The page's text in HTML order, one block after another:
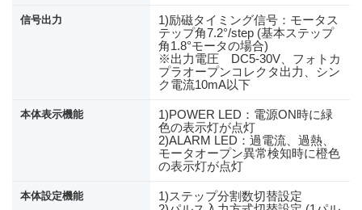
信号出力
1)励磁タイミング信号：モータス
テップ角7.2°/step (基本ステップ
角1.8°モータの場合)
※出力電圧 DC5-30V、フォトカ
プラオープンコレクタ出力、シン
ク電流10mA以下
本体表示機能
1)POWER LED：電源ON時に緑
色の表示灯が点灯
2)ALARM LED：過電流、過熱、
モータオープン異常検知時に橙色
の表示灯が点灯
本体設定機能
1)ステップ分割数切替設定